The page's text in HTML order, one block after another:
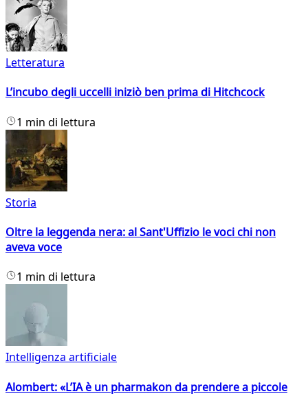
Letteratura
L’incubo degli uccelli iniziò ben prima di Hitchcock
1 min di lettura
Storia
Oltre la leggenda nera: al Sant'Uffizio le voci chi non
aveva voce
1 min di lettura
Intelligenza artificiale
Alombert: «L’IA è un pharmakon da prendere a piccole